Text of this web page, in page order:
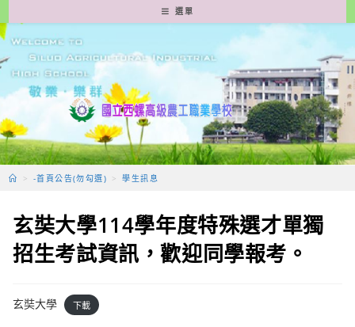
轉
至
要
容
選單
> -首頁公告(勿勾選) > 學生訊息
玄奘大學114學年度特殊選才單獨
招生考試資訊，歡迎同學報考。
玄奘大學 下載